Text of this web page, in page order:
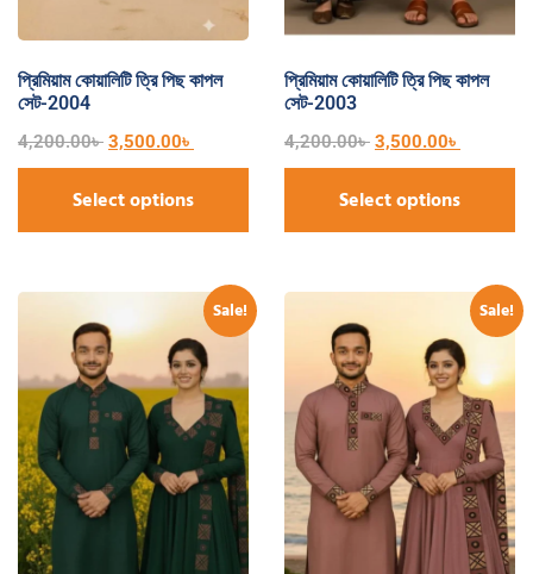
প্রিমিয়াম কোয়ালিটি ত্রি পিছ কাপল
সেট-2004
4,200.00৳ 3,500.00৳
Select options
প্রিমিয়াম কোয়ালিটি ত্রি পিছ কাপল
সেট-2003
4,200.00৳ 3,500.00৳
Select options
Sale! Sale!